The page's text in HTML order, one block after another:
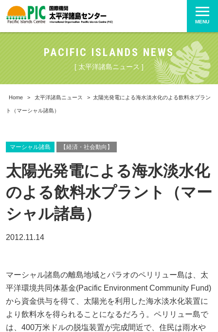
MENU
PACIFIC ISLANDS NEWS
[ 太平洋諸島ニュース ]
Home > 太平洋諸島ニュース > 太陽光発電による海水淡水化のよる飲料水プラン
ト（マーシャル諸島）
マーシャル諸島 【経済・社会動向】
太陽光発電による海水淡水化
のよる飲料水プラント（マー
シャル諸島）
2012.11.14
マーシャル諸島の離島地域とパラオのペリリュー島は、太
平洋環境共同体基金(Pacific Environment Community Fund)
から資金供与を得て、太陽光を利用した海水淡水化装置に
より飲料水を得られることになるだろう。ペリリュー島で
は、400万米ドルの脱塩装置が完成間近で、住民は雨水や